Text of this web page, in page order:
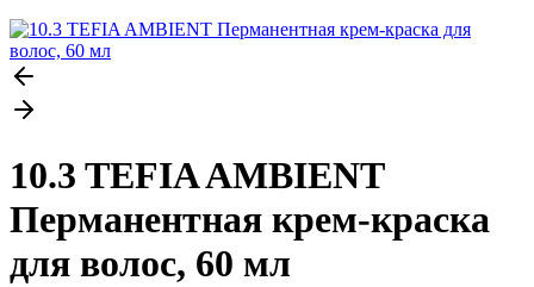
10.3 TEFIA AMBIENT
Перманентная крем-краска
для волос, 60 мл